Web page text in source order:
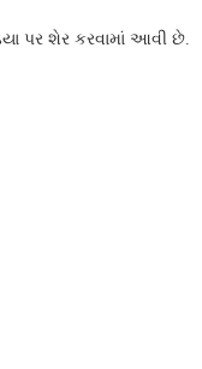
પર શેર કરવામાં આવી છે.